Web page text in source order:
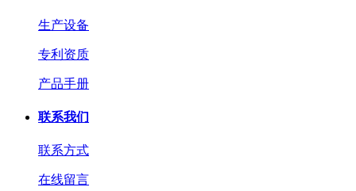
生产设备
专利资质
产品手册
联系我们
联系方式
在线留言